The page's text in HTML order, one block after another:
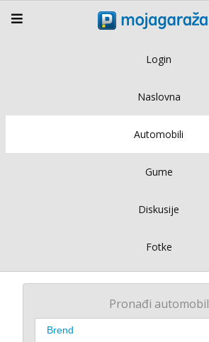
Login
Naslovna
Automobili
Gume
Diskusije
Fotke
Pronađi automobil